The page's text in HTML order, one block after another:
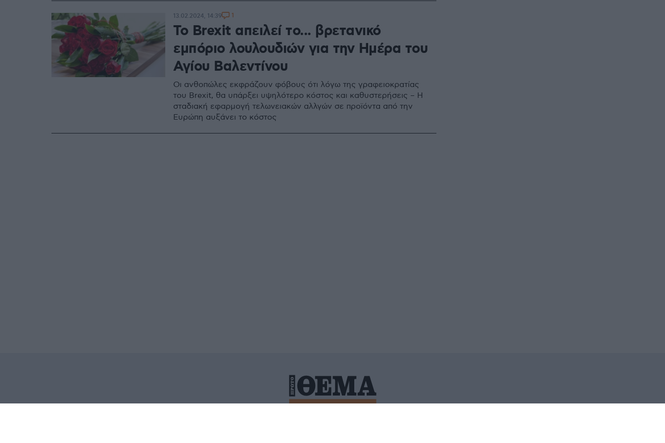
To Brexit απειλεί το... βρετανικό
εμπόριο λουλουδιών για την Ημέρα του
Αγίου Βαλεντίνου
Οι ανθοπώλες εκφράζουν φόβους ότι λόγω της γραφειοκρατίας
του Brexit, θα υπάρξει υψηλότερο κόστος και καθυστερήσεις – Η
σταδιακή εφαρμογή τελωνειακών αλλγών σε προϊόντα από την
Ευρώπη αυξάνει το κόστος
13.02.2024, 14:39 1